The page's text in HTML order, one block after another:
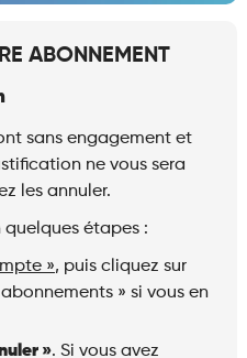
ABONNEMENT
sans engagement et
ne vous sera
les annuler.
quelques étapes :
», puis cliquez sur
abonnements » si vous en
». Si vous avez